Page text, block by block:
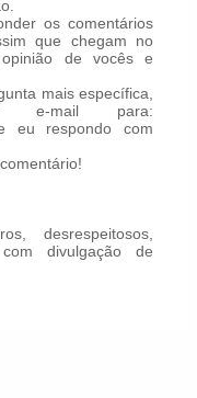
os comentários
que chegam no
de vocês e
mais específica,
e-mail para:
eu respondo com
desrespeitosos,
divulgação de